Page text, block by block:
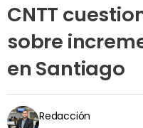
CNTT
sobre
en Santiago
Redacción